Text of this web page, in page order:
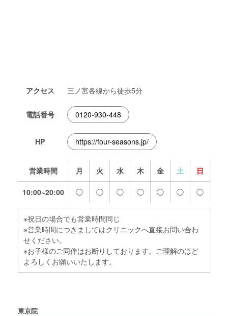
アクセス 三ノ宮各線から徒歩5分
電話番号 0120-930-448
HP https://four-seasons.jp/
営業時間 月 火 水 木 金 土 日
10:00~20:00 ◯ ◯ ◯ ◯ ◯ ◯ ◯
※祝日の場合でも営業時間同じ
※営業時間につきましてはクリニックへ直接お問い合わ
せください。
※お子様のご同伴はお断りしております。ご理解のほど
よろしくお願いいたします。
東京院